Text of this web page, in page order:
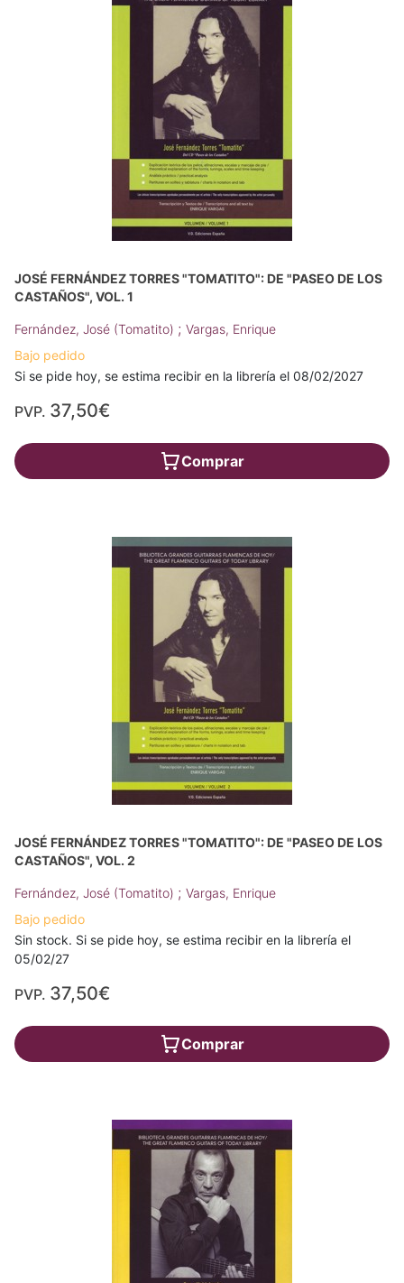
JOSÉ FERNÁNDEZ TORRES "TOMATITO": DE "PASEO DE LOS
CASTAÑOS", VOL. 1
Fernández, José (Tomatito) ; Vargas, Enrique
Bajo pedido
Si se pide hoy, se estima recibir en la librería el 08/02/2027
PVP. 37,50€
Comprar
JOSÉ FERNÁNDEZ TORRES "TOMATITO": DE "PASEO DE LOS
CASTAÑOS", VOL. 2
Fernández, José (Tomatito) ; Vargas, Enrique
Bajo pedido
Sin stock. Si se pide hoy, se estima recibir en la librería el
05/02/27
PVP. 37,50€
Comprar